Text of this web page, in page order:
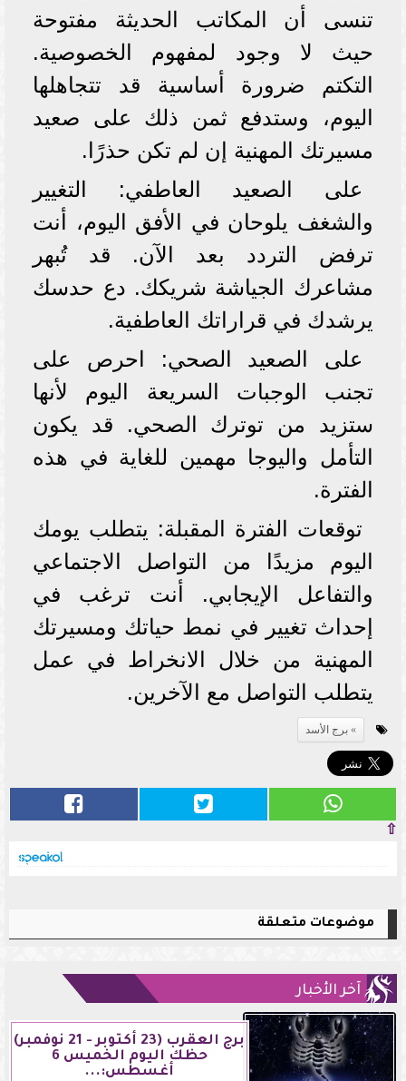
تنسى أن المكاتب الحديثة مفتوحة
حيث لا وجود لمفهوم الخصوصية.
التكتم ضرورة أساسية قد تتجاهلها
اليوم، وستدفع ثمن ذلك على صعيد
مسيرتك المهنية إن لم تكن حذرًا.
على الصعيد العاطفي: التغيير
والشغف يلوحان في الأفق اليوم، أنت
ترفض التردد بعد الآن. قد تُبهر
مشاعرك الجياشة شريكك. دع حدسك
يرشدك في قراراتك العاطفية.
على الصعيد الصحي: احرص على
تجنب الوجبات السريعة اليوم لأنها
ستزيد من توترك الصحي. قد يكون
التأمل واليوجا مهمين للغاية في هذه
الفترة.
توقعات الفترة المقبلة: يتطلب يومك
اليوم مزيدًا من التواصل الاجتماعي
والتفاعل الإيجابي. أنت ترغب في
إحداث تغيير في نمط حياتك ومسيرتك
المهنية من خلال الانخراط في عمل
يتطلب التواصل مع الآخرين.
برج الأسد
⇧
موضوعات متعلقة
آخر الأخبار
برج العقرب (23 أكتوبر - 21 نوفمبر)
حظك اليوم الخميس 6
أغسطس:...